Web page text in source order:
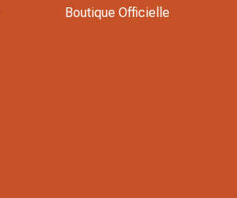
Boutique Officielle